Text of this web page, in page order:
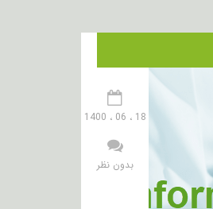
18 ، 06 ، 1400
بدون نظر